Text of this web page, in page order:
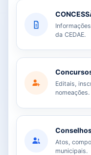
da CEDAE.
Editais,
nomeações.
Atos,
municipais.